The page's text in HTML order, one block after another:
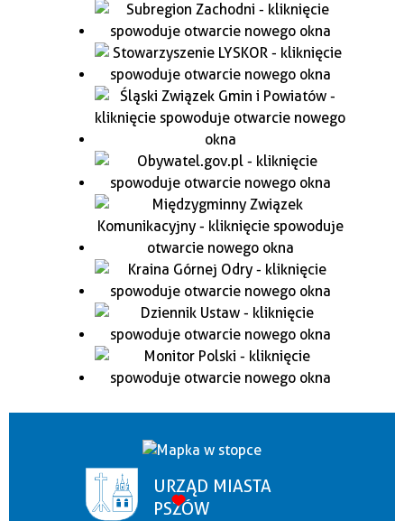
URZĄD MIASTA
PSZÓW